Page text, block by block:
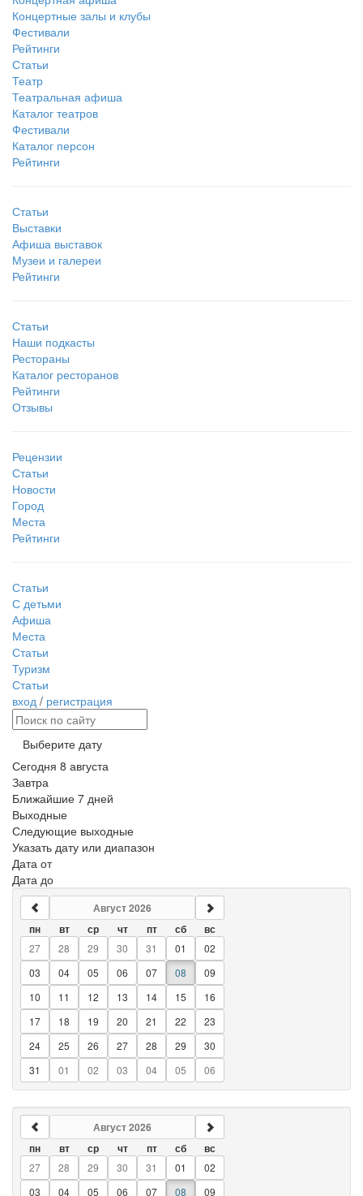
Концертные залы и клубы
Фестивали
Рейтинги
Статьи
Театр
Театральная афиша
Каталог театров
Фестивали
Каталог персон
Рейтинги
Статьи
Выставки
Афиша выставок
Музеи и галереи
Рейтинги
Статьи
Наши подкасты
Рестораны
Каталог ресторанов
Рейтинги
Отзывы
Рецензии
Статьи
Новости
Город
Места
Рейтинги
Статьи
С детьми
Афиша
Места
Статьи
Туризм
Статьи
вход / регистрация
Выберите дату
Сегодня 8 августа
Завтра
Ближайшие 7 дней
Выходные
Следующие выходные
Указать дату или диапазон
Дата от
Дата до
Август 2026
пн вт ср чт пт сб
вс
27
28 29 30 31 01
02
03
04 05 06 07 08
09
10
11 12 13 14 15
16
17
18 19 20 21 22
23
24
25 26 27 28 29
30
31
01 02 03 04 05 06
Август 2026
пн вт ср чт пт сб
вс
27
28 29 30 31 01
02
03
04 05 06 07 08 09